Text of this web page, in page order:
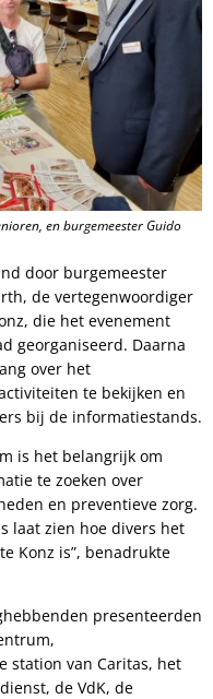
en burgemeester Guido
door burgemeester
de vertegenwoordiger
die het evenement
georganiseerd. Daarna
over het
te bekijken en
bij de informatiestands.
is het belangrijk om
te zoeken over
en preventieve zorg.
laat zien hoe divers het
Konz is”, benadrukte
presenteerden
station van Caritas, het
de VdK, de